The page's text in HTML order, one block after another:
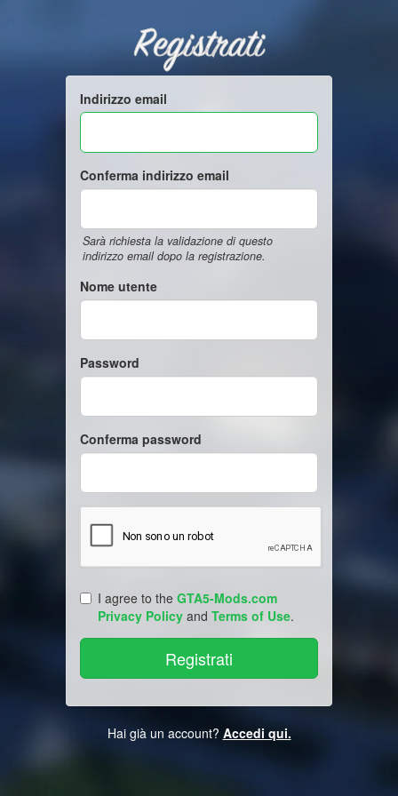
Registrati
Indirizzo email
Conferma indirizzo email
Sarà richiesta la validazione di questo
indirizzo email dopo la registrazione.
Nome utente
Password
Conferma password
I agree to the GTA5-Mods.com
Privacy Policy and Terms of Use.
Hai già un account? Accedi qui.